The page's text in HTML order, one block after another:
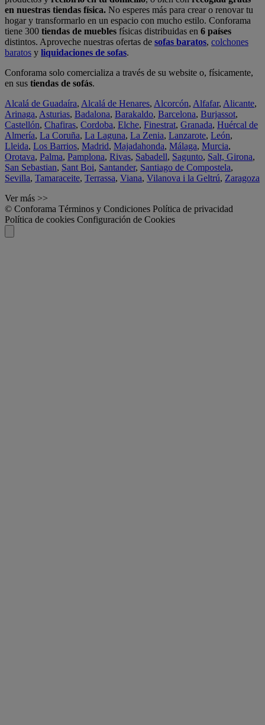
en nuestras tiendas física. No esperes más para crear o renovar tu
hogar y transformarlo en un espacio con mucho estilo. Conforama
tiene 300 tiendas de muebles físicas distribuidas en 6 países
distintos. Aproveche nuestras ofertas de sofas baratos, colchones
baratos y liquidaciones de sofas.
Conforama solo comercializa a través de su website o, físicamente,
en sus tiendas de sofás.
Alcalá de Guadaíra, Alcalá de Henares, Alcorcón, Alfafar, Alicante,
Arinaga, Asturias, Badalona, Barakaldo, Barcelona, Burjassot,
Castellón, Chafiras, Cordoba, Elche, Finestrat, Granada, Huércal de
Almería, La Coruña, La Laguna, La Zenia, Lanzarote, León,
Lleida, Los Barrios, Madrid, Majadahonda, Málaga, Murcia,
Orotava, Palma, Pamplona, Rivas, Sabadell, Sagunto, Salt, Girona,
San Sebastian, Sant Boi, Santander, Santiago de Compostela,
Sevilla, Tamaraceite, Terrassa, Viana, Vilanova i la Geltrú, Zaragoza
Ver más >>
© Conforama Términos y Condiciones Política de privacidad
Política de cookies Configuración de Cookies